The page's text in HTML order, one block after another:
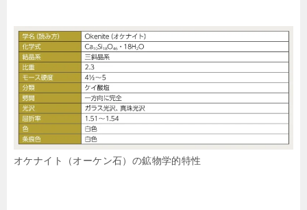
オケナイト（オーケン石）の鉱物学的特性